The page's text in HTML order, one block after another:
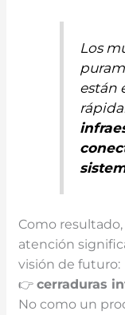
Los
están
Como
atención
visión de futuro:
👉cerraduras
No como un